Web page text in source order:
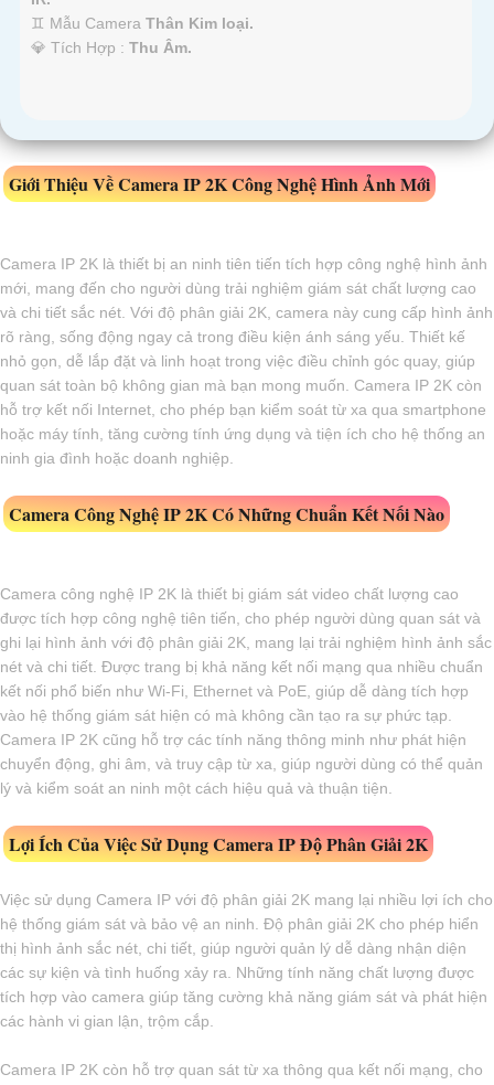
♊ Mẫu Camera Thân Kim loại.
️💎 Tích Hợp : Thu Âm.
Giới Thiệu Về Camera IP 2K Công Nghệ Hình Ảnh Mới
Camera IP 2K là thiết bị an ninh tiên tiến tích hợp công nghệ hình ảnh
mới, mang đến cho người dùng trải nghiệm giám sát chất lượng cao
và chi tiết sắc nét. Với độ phân giải 2K, camera này cung cấp hình ảnh
rõ ràng, sống động ngay cả trong điều kiện ánh sáng yếu. Thiết kế
nhỏ gọn, dễ lắp đặt và linh hoạt trong việc điều chỉnh góc quay, giúp
quan sát toàn bộ không gian mà bạn mong muốn. Camera IP 2K còn
hỗ trợ kết nối Internet, cho phép bạn kiểm soát từ xa qua smartphone
hoặc máy tính, tăng cường tính ứng dụng và tiện ích cho hệ thống an
ninh gia đình hoặc doanh nghiệp.
Camera Công Nghệ IP 2K Có Những Chuẩn Kết Nối Nào
Camera công nghệ IP 2K là thiết bị giám sát video chất lượng cao
được tích hợp công nghệ tiên tiến, cho phép người dùng quan sát và
ghi lại hình ảnh với độ phân giải 2K, mang lại trải nghiệm hình ảnh sắc
nét và chi tiết. Được trang bị khả năng kết nối mạng qua nhiều chuẩn
kết nối phổ biến như Wi-Fi, Ethernet và PoE, giúp dễ dàng tích hợp
vào hệ thống giám sát hiện có mà không cần tạo ra sự phức tạp.
Camera IP 2K cũng hỗ trợ các tính năng thông minh như phát hiện
chuyển động, ghi âm, và truy cập từ xa, giúp người dùng có thể quản
lý và kiểm soát an ninh một cách hiệu quả và thuận tiện.
Lợi Ích Của Việc Sử Dụng Camera IP Độ Phân Giải 2K
Việc sử dụng Camera IP với độ phân giải 2K mang lại nhiều lợi ích cho
hệ thống giám sát và bảo vệ an ninh. Độ phân giải 2K cho phép hiển
thị hình ảnh sắc nét, chi tiết, giúp người quản lý dễ dàng nhận diện
các sự kiện và tình huống xảy ra. Những tính năng chất lượng được
tích hợp vào camera giúp tăng cường khả năng giám sát và phát hiện
các hành vi gian lận, trộm cắp.
Camera IP 2K còn hỗ trợ quan sát từ xa thông qua kết nối mạng, cho